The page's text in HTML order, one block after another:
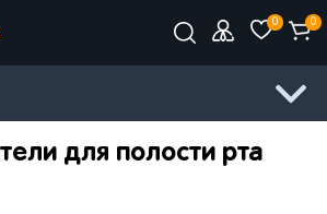
0 0
для полости рта